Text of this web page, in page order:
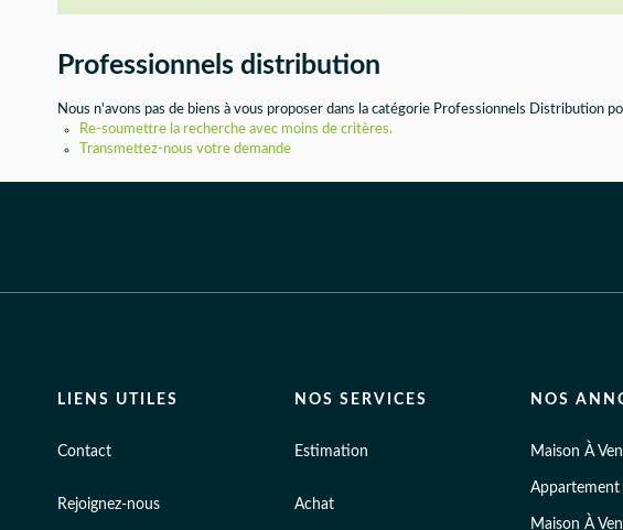
Professionnels distribution
Nous n'avons pas de biens à vous proposer dans la catégorie Professionnels Distribution
Re-soumettre la recherche avec moins de critères.
Transmettez-nous votre demande
LIENS UTILES
Contact
Rejoignez-nous
NOS SERVICES
Estimation
Achat
NOS
Maison À
Appartement
Maison À